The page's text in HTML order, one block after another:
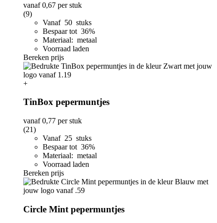
vanaf0,67 per stuk
(9)
Vanaf 50 stuks
Bespaar tot 36%
Materiaal: metaal
Voorraad laden
Bereken prijs
+
TinBox pepermuntjes
vanaf0,77 per stuk
(21)
Vanaf 25 stuks
Bespaar tot 36%
Materiaal: metaal
Voorraad laden
Bereken prijs
Circle Mint pepermuntjes